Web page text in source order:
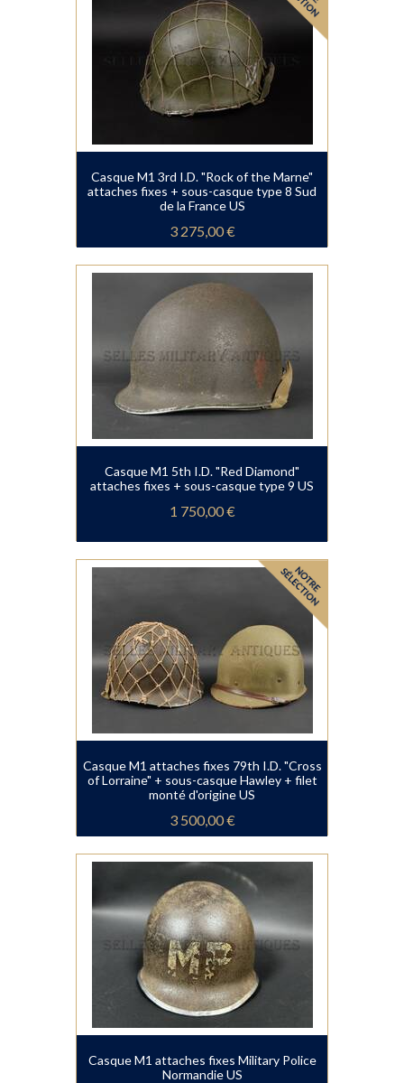
Casque M1 3rd I.D. "Rock of the Marne"
attaches fixes + sous-casque type 8 Sud
de la France US
3 275,00 €
Casque M1 5th I.D. "Red Diamond"
attaches fixes + sous-casque type 9 US
1 750,00 €
Casque M1 attaches fixes 79th I.D. "Cross
of Lorraine" + sous-casque Hawley + filet
monté d'origine US
3 500,00 €
Casque M1 attaches fixes Military Police
Normandie US